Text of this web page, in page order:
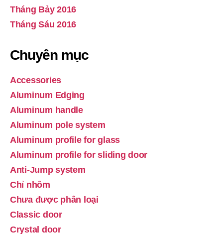
Tháng Bảy 2016
Tháng Sáu 2016
Chuyên mục
Accessories
Aluminum Edging
Aluminum handle
Aluminum pole system
Aluminum profile for glass
Aluminum profile for sliding door
Anti-Jump system
Chỉ nhôm
Chưa được phân loại
Classic door
Crystal door